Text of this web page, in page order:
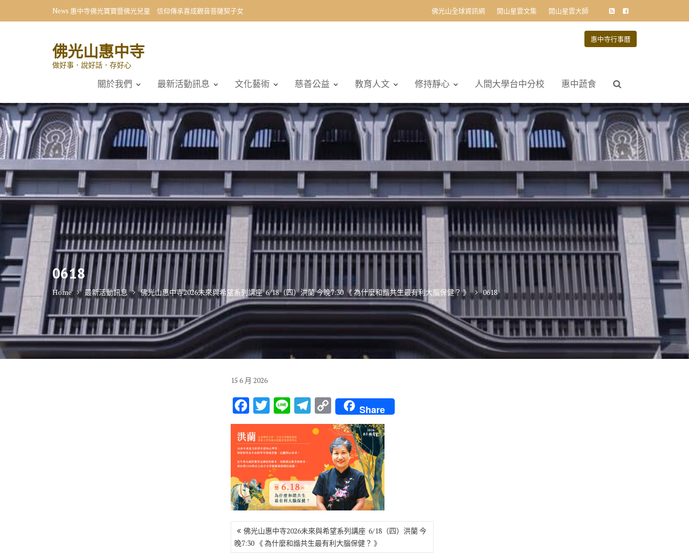
News 惠中寺佛光寶寶暨佛光兒童 信仰傳承喜成觀音菩薩契子女 佛光山全球資訊網 開山星雲文集 開山星雲大師
佛光山惠中寺
做好事．說好話．存好心
惠中寺行事曆
關於我們 最新活動訊息 文化藝術 慈善公益 教育人文 修持靜心 人間大學台中分校 惠中蔬食
0618
Home 最新活動訊息 佛光山惠中寺2026未來與希望系列講座 6/18（四）洪蘭 今晚7:30 《 為什麼和諧共生最有利大腦保健？ 》 0618
15 6 月 2026
F
ac
e
b
o
o
k
T
w
it
te
r
Li
n
e
T
el
e
a
m
C
o
p
y
Li
n
k
Share
文
章
導
佛光山惠中寺2026未來與希望系列講座 6/18（四）洪蘭 今
晚7:30 《 為什麼和諧共生最有利大腦保健？ 》